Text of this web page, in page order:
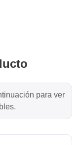
para ver